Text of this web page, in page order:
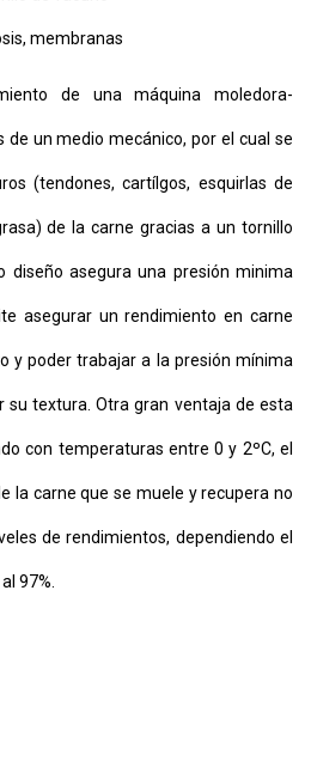
membranas
de una máquina moledora-
un medio mecánico, por el cual se
(tendones, cartílgos, esquirlas de
de la carne gracias a un tornillo
diseño asegura una presión minima
asegurar un rendimiento en carne
y poder trabajar a la presión mínima
su textura. Otra gran ventaja de esta
con temperaturas entre 0 y 2ºC, el
la carne que se muele y recupera no
de rendimientos, dependiendo el
97%.